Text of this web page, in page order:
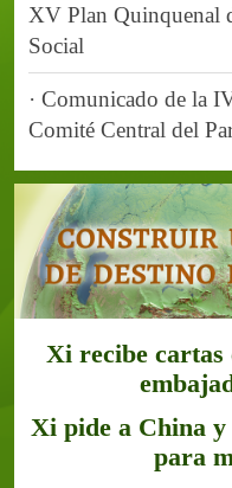
XV Plan Quinquenal
Social
· Comunicado de la
Comité Central del
Xi recibe cartas
Xi pide a China
para